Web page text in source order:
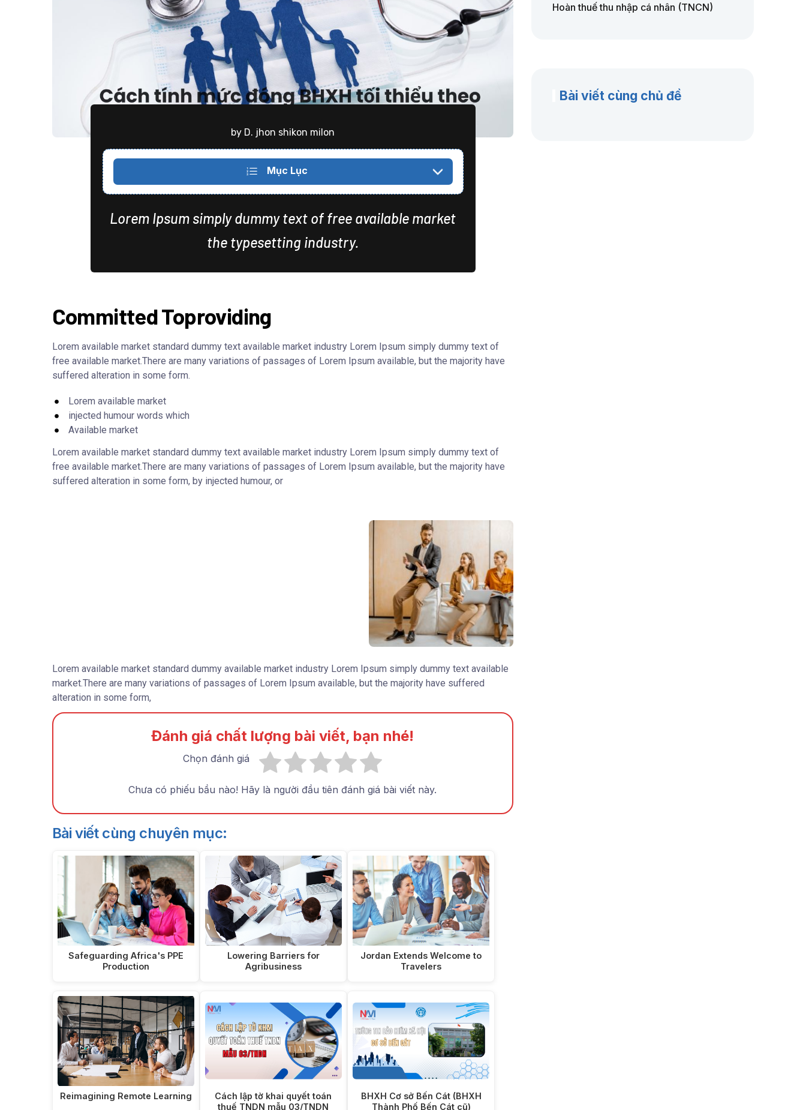
by D. jhon shikon milon
Mục Lục
Lorem Ipsum simply dummy text of free available market
the typesetting industry.
Committed Toproviding
Lorem available market standard dummy text available market industry Lorem Ipsum simply dummy text of
free available market.There are many variations of passages of Lorem Ipsum available, but the majority have
suffered alteration in some form.
Lorem available market
injected humour words which
Available market
Lorem available market standard dummy text available market industry Lorem Ipsum simply dummy text of
free available market.There are many variations of passages of Lorem Ipsum available, but the majority have
suffered alteration in some form, by injected humour, or
Lorem available market standard dummy available market industry Lorem Ipsum simply dummy text available
market.There are many variations of passages of Lorem Ipsum available, but the majority have suffered
alteration in some form,
Đánh giá chất lượng bài viết, bạn nhé!
Chọn đánh giá
Chưa có phiếu bầu nào! Hãy là người đầu tiên đánh giá bài viết này.
Bài viết cùng chuyên mục:
Safeguarding Africa's PPE
Production
Lowering Barriers for
Agribusiness
Jordan Extends Welcome to
Travelers
Reimagining Remote Learning
Cách lập tờ khai quyết toán
thuế TNDN mẫu 03/TNDN
BHXH Cơ sở Bến Cát (BHXH
Thành Phố Bến Cát cũ)
Hoàn thuế thu nhập cá nhân (TNCN)
Bài viết cùng chủ đề